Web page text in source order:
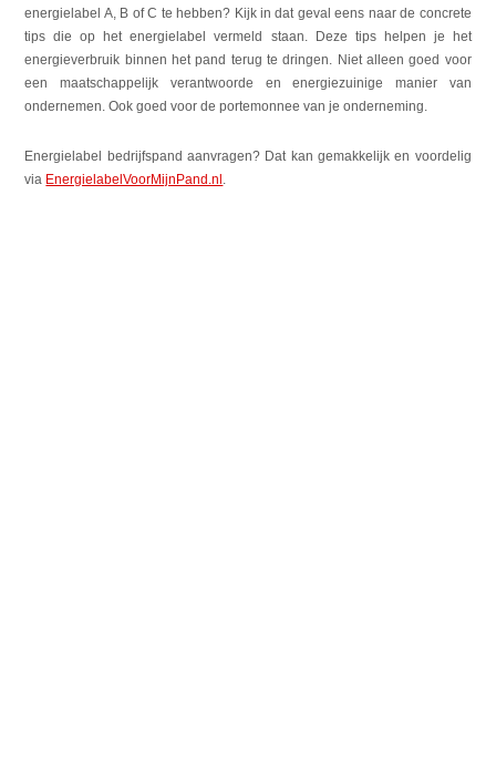
energielabel A, B of C te hebben? Kijk in dat geval eens naar de concrete
tips die op het energielabel vermeld staan. Deze tips helpen je het
energieverbruik binnen het pand terug te dringen. Niet alleen goed voor
een maatschappelijk verantwoorde en energiezuinige manier van
ondernemen. Ook goed voor de portemonnee van je onderneming.
Energielabel bedrijfspand aanvragen? Dat kan gemakkelijk en voordelig
via EnergielabelVoorMijnPand.nl .